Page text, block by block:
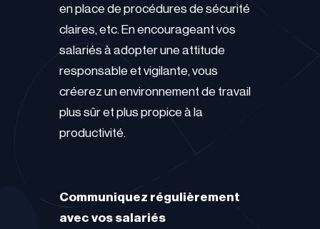
en place de procédures de sécurité
claires, etc. En encourageant vos
salariés à adopter une attitude
responsable et vigilante, vous
créerez un environnement de travail
plus sûr et plus propice à la
productivité.
Communiquez régulièrement
avec vos salariés